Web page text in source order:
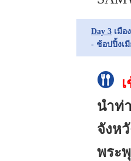
Day 3 เมือ
- ช้อปปิ้งเมี
นำท่
จังห
พระ